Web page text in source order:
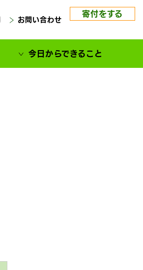
お問い合わせ
寄付をする
今日からできること